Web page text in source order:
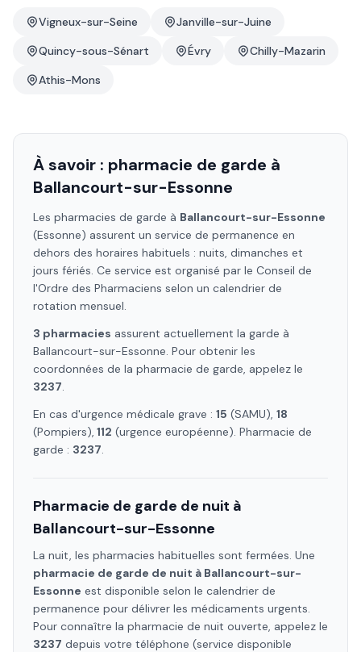
Vigneux-sur-Seine
Janville-sur-Juine
Quincy-sous-Sénart
Évry
Chilly-Mazarin
Athis-Mons
À savoir : pharmacie de garde à
Ballancourt-sur-Essonne
Les pharmacies de garde à Ballancourt-sur-Essonne
(Essonne) assurent un service de permanence en
dehors des horaires habituels : nuits, dimanches et
jours fériés. Ce service est organisé par le Conseil de
l'Ordre des Pharmaciens selon un calendrier de
rotation mensuel.
3 pharmacies assurent actuellement la garde à
Ballancourt-sur-Essonne. Pour obtenir les
coordonnées de la pharmacie de garde, appelez le
3237.
En cas d'urgence médicale grave : 15 (SAMU), 18
(Pompiers), 112 (urgence européenne). Pharmacie de
garde : 3237.
Pharmacie de garde de nuit à
Ballancourt-sur-Essonne
La nuit, les pharmacies habituelles sont fermées. Une
pharmacie de garde de nuit à Ballancourt-sur-
Essonne est disponible selon le calendrier de
permanence pour délivrer les médicaments urgents.
Pour connaître la pharmacie de nuit ouverte, appelez le
3237 depuis votre téléphone (service disponible